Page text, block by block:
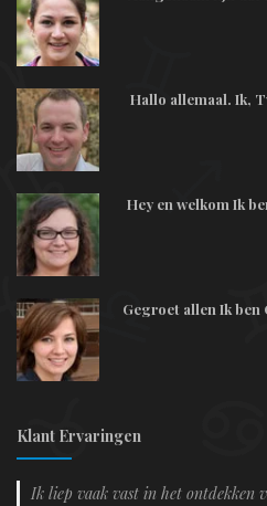
Hallo allemaal. Ik,
Hey en welkom Ik
Gegroet allen Ik ben
Klant Ervaringen
Ik liep vaak vast in het ontdekken